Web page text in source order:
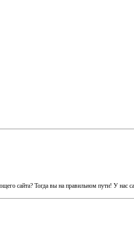
сайта? Тогда вы на правильном пути! У нас